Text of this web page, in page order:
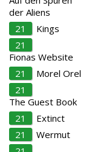
der Aliens
21
Kings
21
Fionas Website
21
Morel Orel
21
The Guest Book
21
Extinct
21
Wermut